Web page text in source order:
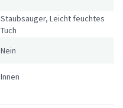
Staubsauger, Leicht feuchtes
Tuch
Nein
Innen